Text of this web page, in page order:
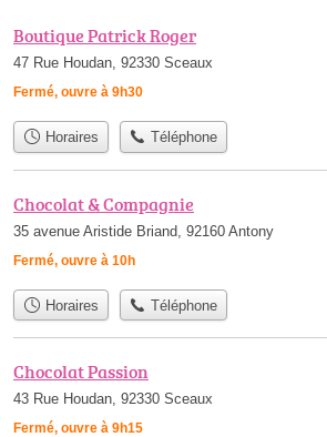
Boutique Patrick Roger
47 Rue Houdan, 92330 Sceaux
Fermé, ouvre à 9h30
Horaires Téléphone
Chocolat & Compagnie
35 avenue Aristide Briand, 92160 Antony
Fermé, ouvre à 10h
Horaires Téléphone
Chocolat Passion
43 Rue Houdan, 92330 Sceaux
Fermé, ouvre à 9h15